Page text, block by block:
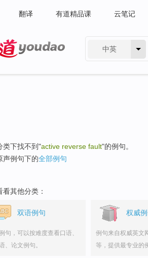
翻译 有道精品课 云笔记
中英
类下找不到"active reverse fault"的例句。
声例句下的全部例句
看其他分类：
双语例句
句，可以按难度查看口语、
、论文例句。
权威
例句来自权威英文
等，提供最专业的